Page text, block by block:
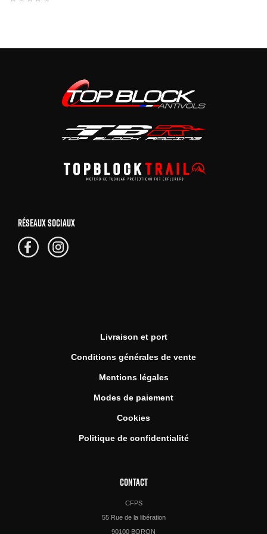
RÉSEAUX SOCIAUX
Livraison et port
Conditions générales de vente
Mentions légales
Modes de paiement
Cookies
Politique de confidentialité
CONTACT
CFPS
55 Rue de la libération
90100 BORON